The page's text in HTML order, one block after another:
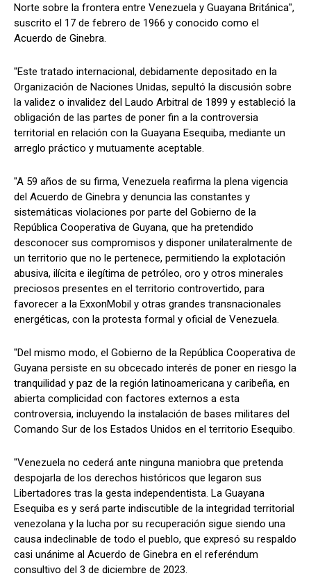
Norte sobre la frontera entre Venezuela y Guayana Británica",
suscrito el 17 de febrero de 1966 y conocido como el
Acuerdo de Ginebra.
"Este tratado internacional, debidamente depositado en la
Organización de Naciones Unidas, sepultó la discusión sobre
la validez o invalidez del Laudo Arbitral de 1899 y estableció la
obligación de las partes de poner fin a la controversia
territorial en relación con la Guayana Esequiba, mediante un
arreglo práctico y mutuamente aceptable.
"A 59 años de su firma, Venezuela reafirma la plena vigencia
del Acuerdo de Ginebra y denuncia las constantes y
sistemáticas violaciones por parte del Gobierno de la
República Cooperativa de Guyana, que ha pretendido
desconocer sus compromisos y disponer unilateralmente de
un territorio que no le pertenece, permitiendo la explotación
abusiva, ilícita e ilegítima de petróleo, oro y otros minerales
preciosos presentes en el territorio controvertido, para
favorecer a la ExxonMobil y otras grandes transnacionales
energéticas, con la protesta formal y oficial de Venezuela.
"Del mismo modo, el Gobierno de la República Cooperativa de
Guyana persiste en su obcecado interés de poner en riesgo la
tranquilidad y paz de la región latinoamericana y caribeña, en
abierta complicidad con factores externos a esta
controversia, incluyendo la instalación de bases militares del
Comando Sur de los Estados Unidos en el territorio Esequibo.
"Venezuela no cederá ante ninguna maniobra que pretenda
despojarla de los derechos históricos que legaron sus
Libertadores tras la gesta independentista. La Guayana
Esequiba es y será parte indiscutible de la integridad territorial
venezolana y la lucha por su recuperación sigue siendo una
causa indeclinable de todo el pueblo, que expresó su respaldo
casi unánime al Acuerdo de Ginebra en el referéndum
consultivo del 3 de diciembre de 2023.